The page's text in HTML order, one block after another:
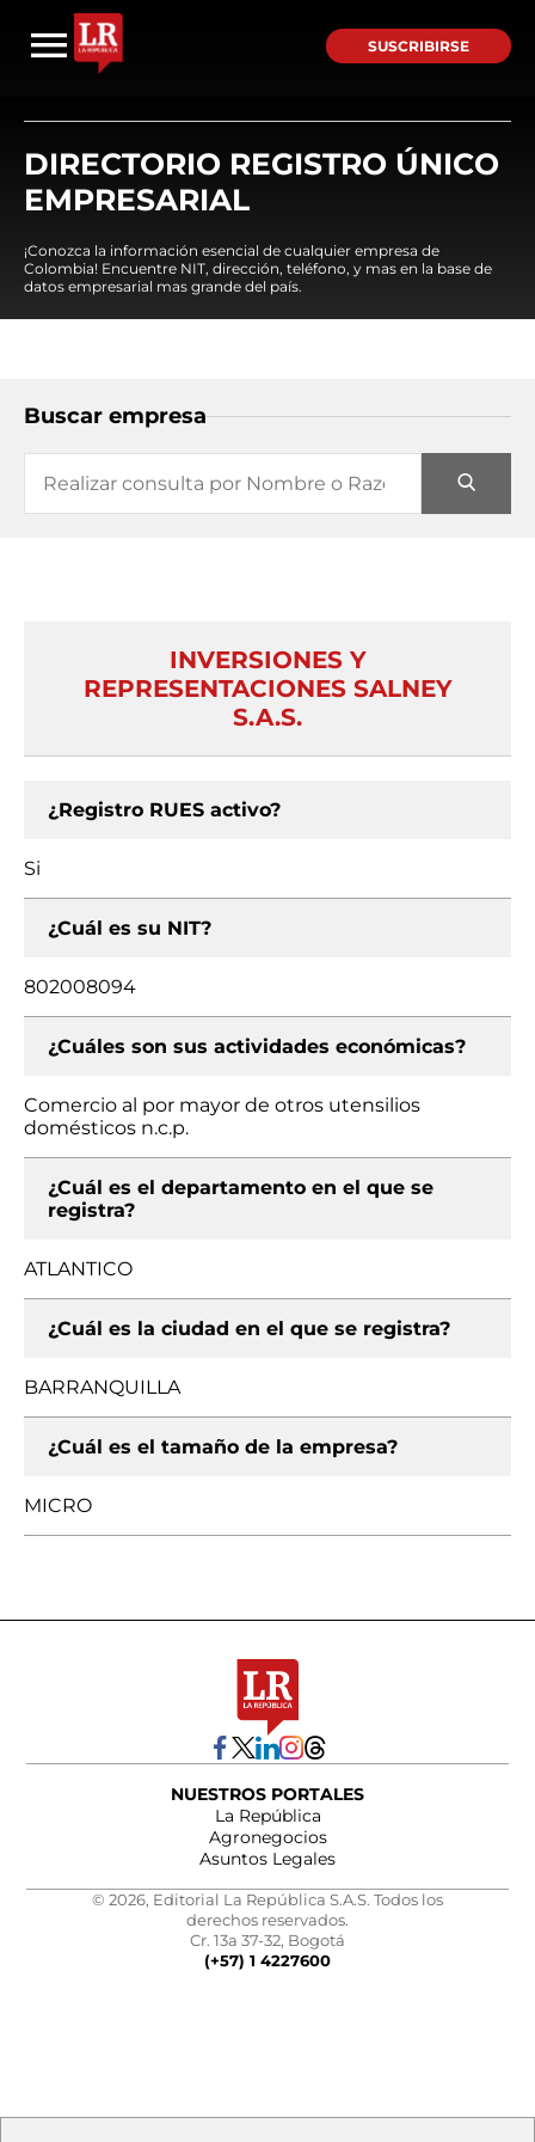
SUSCRIBIRSE
DIRECTORIO REGISTRO ÚNICO
EMPRESARIAL
¡Conozca la información esencial de cualquier empresa de
Colombia! Encuentre NIT, dirección, teléfono, y mas en la base de
datos empresarial mas grande del país.
Buscar empresa
INVERSIONES Y
REPRESENTACIONES SALNEY
S.A.S.
¿Registro RUES activo?
Si
¿Cuál es su NIT?
802008094
¿Cuáles son sus actividades económicas?
Comercio al por mayor de otros utensilios
domésticos n.c.p.
¿Cuál es el departamento en el que se
registra?
ATLANTICO
¿Cuál es la ciudad en el que se registra?
BARRANQUILLA
¿Cuál es el tamaño de la empresa?
MICRO
NUESTROS PORTALES
La República
Agronegocios
Asuntos Legales
© 2026, Editorial La República S.A.S. Todos los
derechos reservados.
Cr. 13a 37-32, Bogotá
(+57) 1 4227600